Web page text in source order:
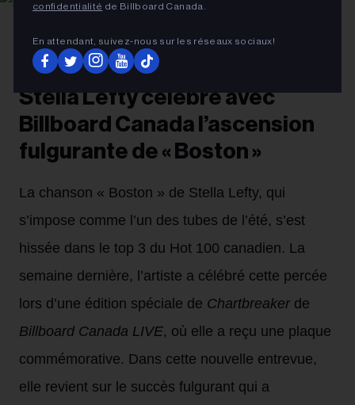
confidentialité de Billboard Canada.
En attendant, suivez‑nous sur les réseaux sociaux!
FRANÇAIS
Stella Lefty célèbre avec
Billboard Canada l’ascension
fulgurante de « Boston »
La chanson « Boston » de Stella Lefty, qui
s’impose comme l’un des tubes de l’été, s’est
hissée dans le top 3 du Hot 100 canadien. La
semaine dernière, l’artiste a célébré cette percée
lors d’une édition spéciale de Chartbreaker de
Billboard Canada LIVE, où elle a reçu une plaque
commémorative. Dans cette nouvelle entrevue,
elle revient sur le succès fulgurant qui a